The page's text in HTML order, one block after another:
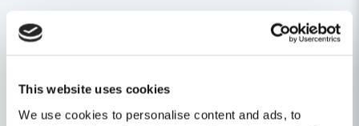
This website uses cookies
We use cookies to personalise content and ads, to
Spänning 12V
Varumärke
Fråga oss något om denna produkten...
name
Namn